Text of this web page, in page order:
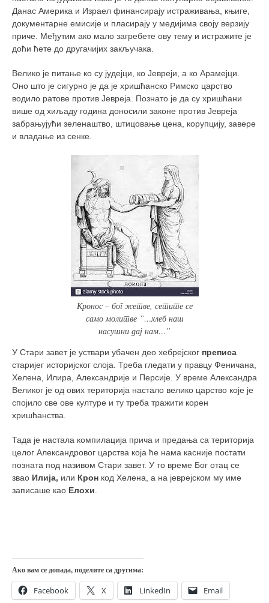
Данас Америка и Израел финансирају истраживања, књиге,
документарне емисије и пласирају у медијима своју верзију
приче. Међутим ако мало загребете ову тему и истражите је
доћи ћете до другачијих закључака.
Велико је питање ко су јудејци, ко Јевреји, а ко Арамејци.
Оно што је сигурно је да је хришћанско Римско царство
водило ратове против Јевреја. Познато је да су хришћани
више од хиљаду година доносили законе против Јевреја
забрањујући зеленаштво, штицовање цена, корупцију, завере
и владање из сенке.
Кронос – бог жетве, сетите се
само молитве ”…хлеб наш
насушни дај нам…”
У Стари завет је уствари убачен део хебрејског преписа
старијег историјског слоја. Треба гледати у правцу Феничана,
Хелена, Илира, Александрије и Персије. У време Александра
Великог је од ових територија настало велико царство које је
спојило све ове културе и ту треба тражити корен
хришћанства.
Тада је настала компилација прича и предања са територија
целог Александровог царства која ће нама касније постати
позната под називом Стари завет. У то време Бог отац се
звао Илија, или Крон код Хелена, а на јеврејском му име
записаше као Елохи
Ако вам се допада, поделите са другима:
Facebook X LinkedIn Email